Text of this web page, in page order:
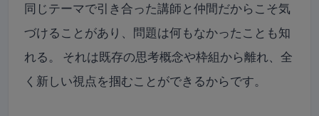
同じテーマで引き合った講師と仲間だからこそ気
づけることがあり、問題は何もなかったことも知
れる。 それは既存の思考概念や枠組から離れ、全
く新しい視点を掴むことができるからです。